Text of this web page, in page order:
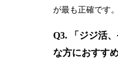
が最も正確です。
Q3. 「ジジ活
な方におすす